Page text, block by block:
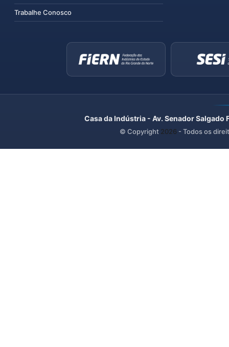
Trabalhe Conosco
Casa da Indústria - Av. Senador
© Copyright 2026 - Todos os